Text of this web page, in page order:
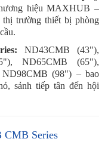
hiệu MAXHUB –
thị trường thiết bị phòng
ND43CMB (43"),
ND65CMB (65"),
(98") – bao
sảnh tiếp tân đến hội
Series